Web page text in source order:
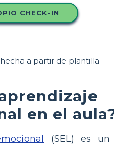
CHECK-IN
en el
(SEL) es un